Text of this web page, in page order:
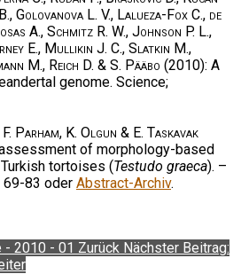
Golovanova L. V., Lalueza-Fox C., de
A., Schmitz R. W., Johnson P. L.,
E., Mullikin J. C., Slatkin M.,
M., Reich D. & S. Pääbo (2010): A
genome. Science;
Parham, K. Olgun & E. Taskavak
of morphology-based
tortoises (Testudo graeca). –
69-83 oder Abstract-Archiv.
- 2010 - 01 Zurück Nächster Beitrag: